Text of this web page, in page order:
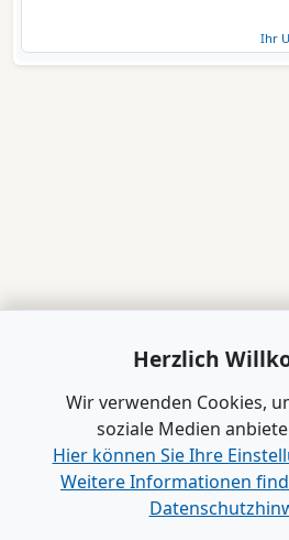
Ihr
Herzlich
Wir verwenden Cookies,
soziale Medien
Hier können Sie Ihre
Weitere Informationen